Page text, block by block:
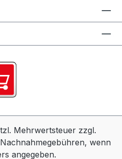
Mehrwertsteuer zzgl.
wenn
angegeben.